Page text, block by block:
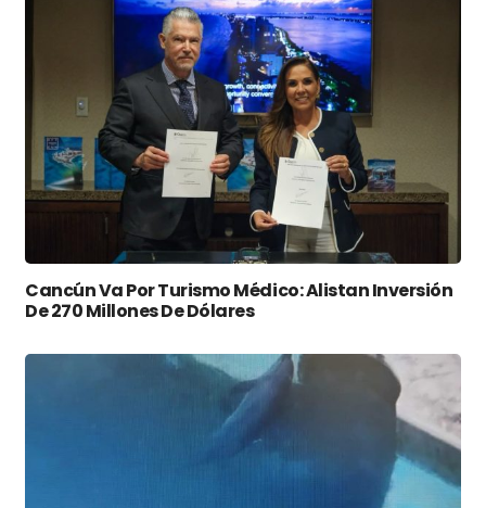
Cancún Va Por Turismo Médico: Alistan Inversión
De 270 Millones De Dólares